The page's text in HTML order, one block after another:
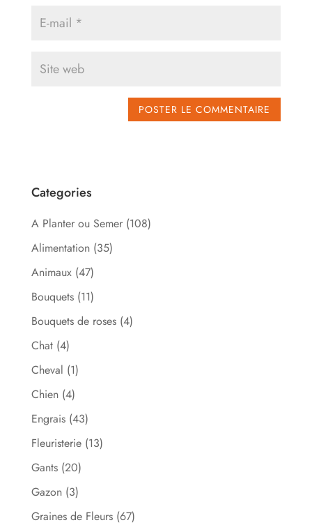
Categories
A Planter ou Semer (108)
Alimentation (35)
Animaux (47)
Bouquets (11)
Bouquets de roses (4)
Chat (4)
Cheval (1)
Chien (4)
Engrais (43)
Fleuristerie (13)
Gants (20)
Gazon (3)
Graines de Fleurs (67)